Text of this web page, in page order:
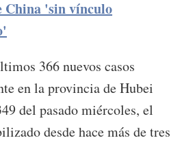
China 'sin vínculo
366 nuevos casos
en la provincia de Hubei
del pasado miércoles, el
desde hace más de tres